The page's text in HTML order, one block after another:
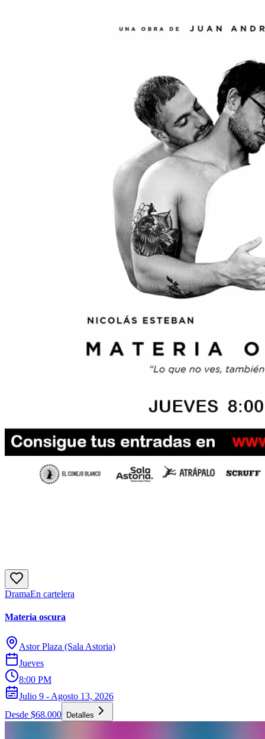
DramaEn cartelera
Materia oscura
Astor Plaza (Sala Astoria)
Jueves
8:00 PM
Julio 9 - Agosto 13, 2026
Desde $68.000
Detalles